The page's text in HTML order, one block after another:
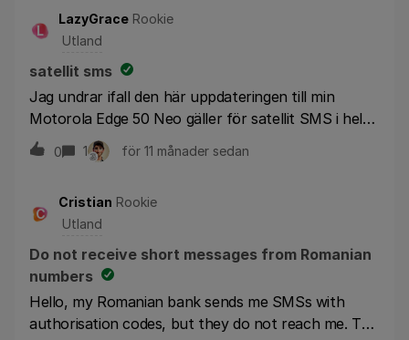
L
LazyGrace Rookie
Utland
satellit sms
Jag undrar ifall den här uppdateringen till min
Motorola Edge 50 Neo gäller för satellit SMS i hela
världen. Mest ute efter att veta ifall det funkar ute
på Atlanten i en segelbåt.Jag vet att det tidigare har
mobila master men stödjer mitt abbonemang via tre
funktionaliteten att kunna skicka sms via satellit ute
på havet?
0 1 för 11 månader sedan
C
Cristian Rookie
Utland
Do not receive short messages from Romanian
numbers
Hello, my Romanian bank sends me SMSs with
authorisation codes, but they do not reach me. The